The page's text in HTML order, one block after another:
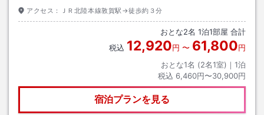
アクセス： ＪＲ北陸本線敦賀駅→徒歩約３分
おとな2名 1泊1部屋 合計
税込 12,920円 〜 61,800円
おとな1名 (2名1室)｜ 1泊
税込 6,460円〜30,900円
宿泊プランを見る